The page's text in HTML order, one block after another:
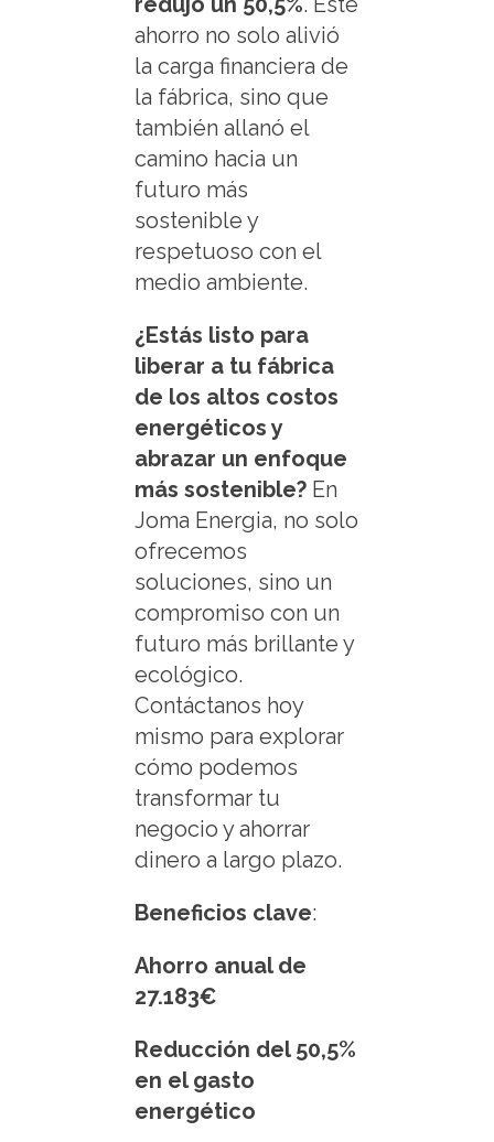
ahorro no solo alivió
la carga financiera de
la fábrica, sino que
también allanó el
camino hacia un
futuro más
sostenible y
respetuoso con el
medio ambiente.
¿Estás listo para
liberar a tu fábrica
de los altos costos
energéticos y
abrazar un enfoque
más sostenible? En
Joma Energia, no solo
ofrecemos
soluciones, sino un
compromiso con un
futuro más brillante y
ecológico.
Contáctanos hoy
mismo para explorar
cómo podemos
transformar tu
negocio y ahorrar
dinero a largo plazo.
Beneficios clave:
Ahorro anual de
27.183€
Reducción del 50,5%
en el gasto
energético